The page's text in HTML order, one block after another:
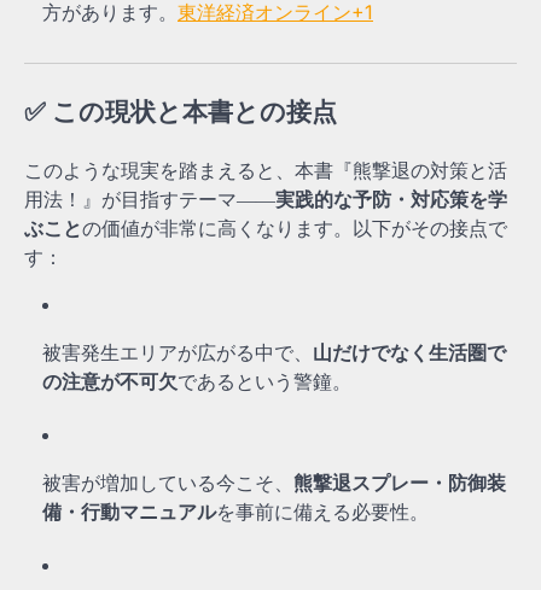
方があります。 東洋経済オンライン+1
✅ この現状と本書との接点
このような現実を踏まえると、本書『熊撃退の対策と活
用法！』が目指すテーマ――実践的な予防・対応策を学
ぶことの価値が非常に高くなります。以下がその接点で
す：
被害発生エリアが広がる中で、 山だけでなく生活圏で
の注意が不可欠であるという警鐘。
被害が増加している今こそ、 熊撃退スプレー・防御装
備・行動マニュアルを事前に備える必要性。